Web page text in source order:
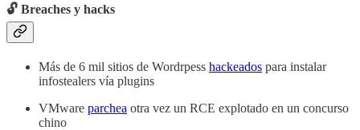
🔓 Breaches y hacks
Más de 6 mil sitios de Wordrpess hackeados para instalar
infostealers vía plugins
VMware parchea otra vez un RCE explotado en un concurso
chino